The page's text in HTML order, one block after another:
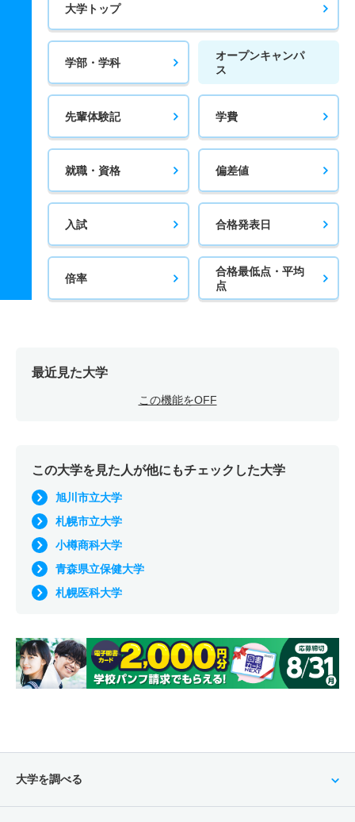
大学トップ
学部・学科
オープンキャンパ
ス
先輩体験記 学費
就職・資格 偏差値
入試 合格発表日
倍率
合格最低点・平均
点
最近見た大学
この機能をOFF
この大学を見た人が他にもチェックした大学
旭川市立大学
札幌市立大学
小樽商科大学
青森県立保健大学
札幌医科大学
大学を調べる